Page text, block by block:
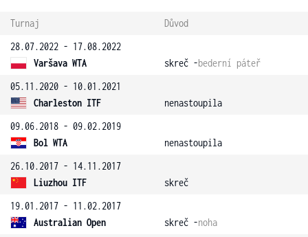
Turnaj
Důvod
28.07.2022 - 17.08.2022
Varšava WTA
skreč -bederní páteř
05.11.2020 - 10.01.2021
Charleston ITF
nenastoupila
09.06.2018 - 09.02.2019
Bol WTA
nenastoupila
26.10.2017 - 14.11.2017
Liuzhou ITF
skreč
19.01.2017 - 11.02.2017
Australian Open
skreč -noha